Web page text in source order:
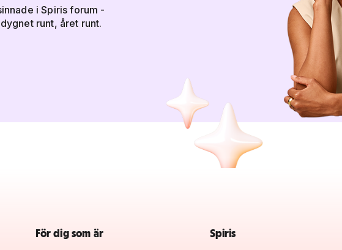
i Spiris forum -
runt, året runt.
För dig som är Spiris